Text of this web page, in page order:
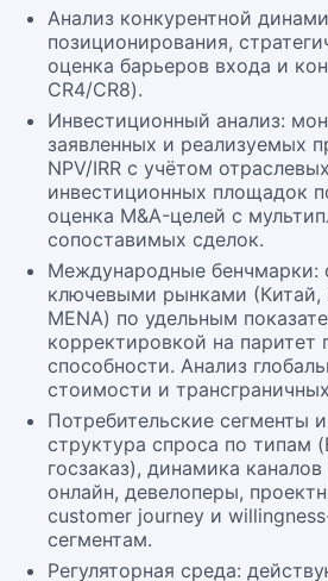
Анализ конкурентной
позиционирования,
оценка барьеров входа и
CR4/CR8).
Инвестиционный анализ:
заявленных и реализуемых
NPV/IRR с учётом
инвестиционных площадок
оценка M&A-целей с
сопоставимых сделок.
Международные бенчмарки:
ключевыми рынками (Китай,
MENA) по удельным
корректировкой на паритет
способности. Анализ
стоимости и
Потребительские сегменты
структура спроса по типам
госзаказ), динамика
онлайн, девелоперы,
customer journey и
сегментам.
Регуляторная среда: